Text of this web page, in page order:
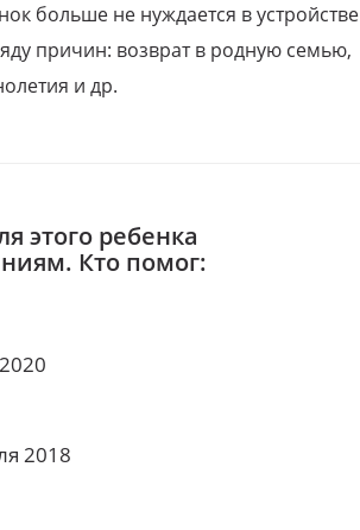
больше не нуждается в устройстве
причин: возврат в родную семью,
и др.
этого ребенка
Кто помог:
2018